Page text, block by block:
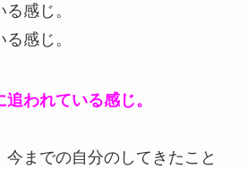
感じ。
感じ。
われている感じ。
までの自分のしてきたこと